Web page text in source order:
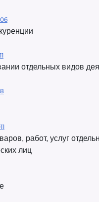
отдельных видов
работ, услуг
лиц